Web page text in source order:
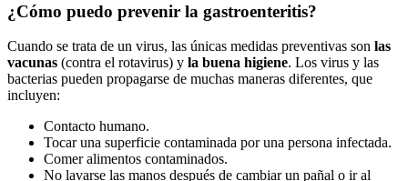
¿Cómo puedo prevenir la gastroenteritis?
Cuando se trata de un virus, las únicas medidas preventivas son las
vacunas (contra el rotavirus) y la buena higiene. Los virus y las
bacterias pueden propagarse de muchas maneras diferentes, que
incluyen:
Contacto humano.
Tocar una superficie contaminada por una persona infectada.
Comer alimentos contaminados.
No lavarse las manos después de cambiar un pañal o ir al